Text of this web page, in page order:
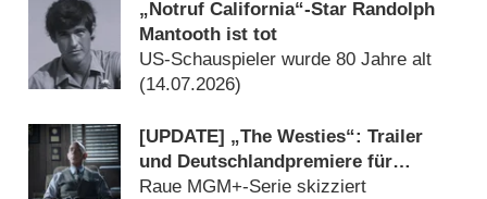
„Notruf California“-Star Randolph
Mantooth ist tot
US-Schauspieler wurde 80 Jahre alt
(14.07.2026)
[UPDATE] „The Westies“: Trailer
und Deutschlandpremiere für
Krimidrama mit „Bosch“-Star Titus
Raue MGM+-Serie skizziert